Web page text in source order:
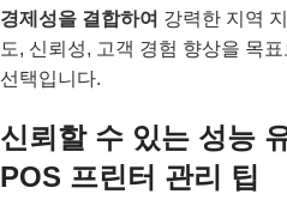
경제성을 결합하여 강력한 지역
도, 신뢰성, 고객 경험 향상을 목
선택입니다.
신뢰할 수 있는 성능
POS 프린터 관리 팁